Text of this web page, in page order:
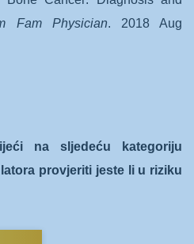
Fam Physician. 2018 Aug
na sljedeću kategoriju
provjeriti jeste li u riziku